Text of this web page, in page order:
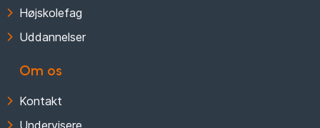
Højskolefag
Uddannelser
Om os
Kontakt